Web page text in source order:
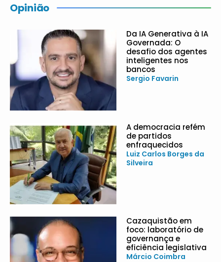
Opinião
Da IA Generativa à IA
Governada: O
desafio dos agentes
inteligentes nos
bancos
Sergio Favarin
A democracia refém
de partidos
enfraquecidos
Luiz Carlos Borges da
Silveira
Cazaquistão em
foco: laboratório de
governança e
eficiência legislativa
Márcio Coimbra